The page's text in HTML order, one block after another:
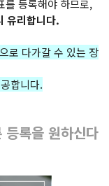
를 등록해야 하므로,
유리합니다.
로 다가갈 수 있는 장
합니다.
록을 원하신다